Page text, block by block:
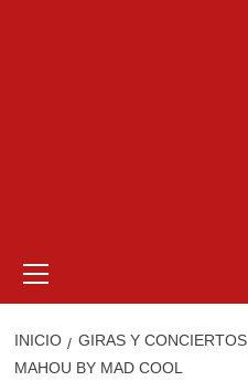
primario
INICIO GIRAS Y CONCIERTOS
MAHOU BY MAD COOL